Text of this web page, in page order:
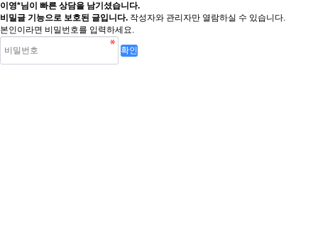
이영*님이 빠른 상담을 남기셨습니다.
비밀글 기능으로 보호된 글입니다. 작성자와 관리자만 열람하실 수 있습니다.
본인이라면 비밀번호를 입력하세요.